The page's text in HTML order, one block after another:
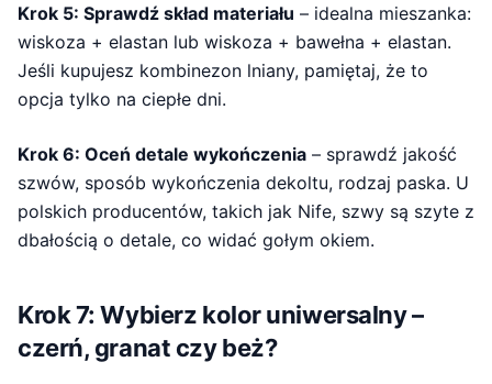
Krok 5: Sprawdź skład materiału – idealna mieszanka:
wiskoza + elastan lub wiskoza + bawełna + elastan.
Jeśli kupujesz kombinezon lniany, pamiętaj, że to
opcja tylko na ciepłe dni.
Krok 6: Oceń detale wykończenia – sprawdź jakość
szwów, sposób wykończenia dekoltu, rodzaj paska. U
polskich producentów, takich jak Nife, szwy są szyte z
dbałością o detale, co widać gołym okiem.
Krok 7: Wybierz kolor uniwersalny –
czerń, granat czy beż?